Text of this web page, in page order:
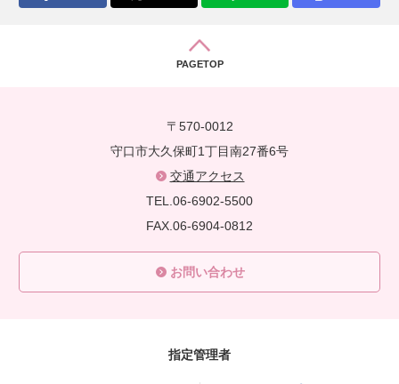
PAGETOP
〒570-0012
守口市大久保町1丁目南27番6号
交通アクセス
TEL.06-6902-5500
FAX.06-6904-0812
お問い合わせ
指定管理者